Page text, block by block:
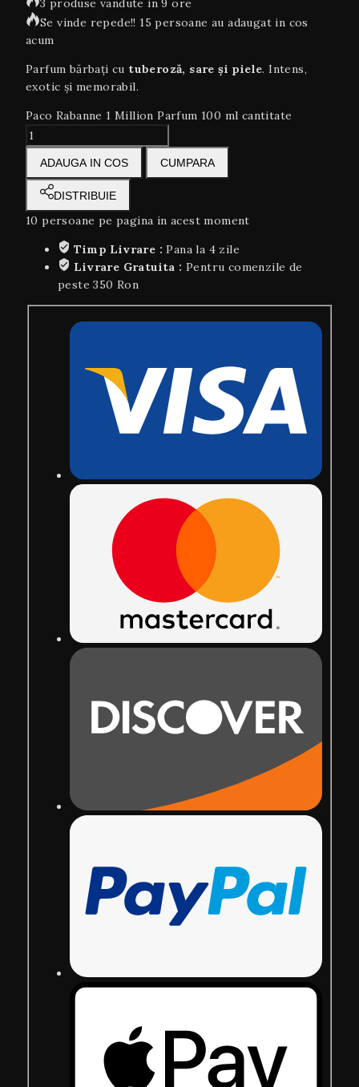
3 produse vandute in 9 ore
Se vinde repede!! 15 persoane au adaugat in cos
acum
Parfum bărbați cu tuberoză, sare și piele. Intens,
exotic și memorabil.
Paco Rabanne 1 Million Parfum 100 ml cantitate
ADAUGA IN COS CUMPARA
DISTRIBUIE
10 persoane pe pagina in acest moment
Timp Livrare :Pana la 4 zile
Livrare Gratuita :Pentru comenzile de
peste 350 Ron